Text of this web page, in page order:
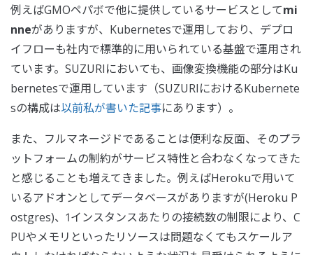
例えばGMOペパボで他に提供しているサービスとしてmi
nneがありますが、Kubernetesで運用しており、デプロ
イフローも社内で標準的に用いられている基盤で運用され
ています。SUZURIにおいても、画像変換機能の部分はKu
bernetesで運用しています（SUZURIにおけるKubernete
sの構成は以前私が書いた記事にあります）。
また、フルマネージドであることは便利な反面、そのプラ
ットフォームの制約がサービス特性と合わなくなってきた
と感じることも増えてきました。例えばHerokuで用いて
いるアドオンとしてデータベースがありますが(Heroku P
ostgres)、1インスタンスあたりの接続数の制限により、C
PUやメモリといったリソースは問題なくてもスケールア